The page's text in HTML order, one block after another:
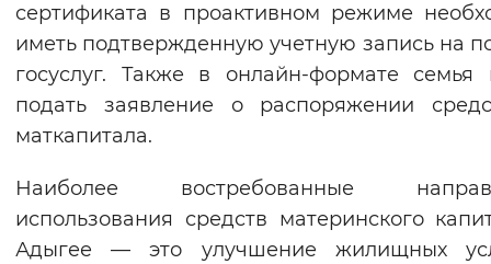
Вернуть стандартные настройки
сертификата в проактивном режиме
иметь подтвержденную учетную запись на
госуслуг. Также в онлайн-формате семья
подать заявление о распоряжении
маткапитала.
Наиболее востребованные
использования средств материнского
Адыгее — это улучшение жилищных